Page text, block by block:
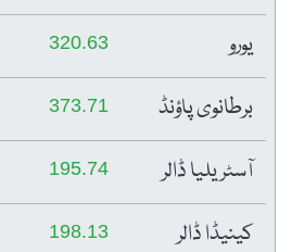
یورو 320.63
برطانوی پاؤنڈ 373.71
آسٹریلیا ڈالر 195.74
کینیڈا ڈالر 198.13